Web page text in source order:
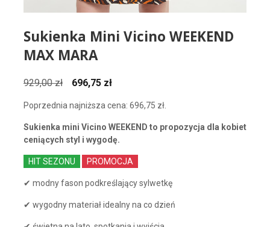
Sukienka Mini Vicino WEEKEND
MAX MARA
929,00zł
Pierwotna
wynosiła:
929,00 zł.
696,75 złAktualna
wynosi:
696,75 zł.
Poprzednia najniższa cena: 696,75 zł.
Sukienka mini Vicino WEEKEND to propozycja dla kobiet
ceniących styl i wygodę.
HIT SEZONU PROMOCJA
✔ modny fason podkreślający sylwetkę
✔ wygodny materiał idealny na co dzień